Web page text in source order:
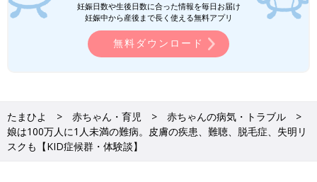
妊娠日数や生後日数に合った情報を毎日お届け
妊娠中から産後まで長く使える無料アプリ
無料ダウンロード
たまひよ 赤ちゃん・育児
赤ちゃんの病気・トラブル
娘は100万人に1人未満の難病。皮膚の疾患、難聴、脱毛症、失明リ
スクも【KID症候群・体験談】